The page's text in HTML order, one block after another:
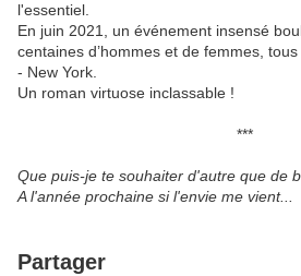
l'essentiel.
En juin 2021, un événement insensé
centaines d’hommes et de femmes,
- New York.
Un roman virtuose inclassable !
***
Que puis-je te souhaiter d'autre que de
A l'année prochaine si l'envie me vient...
Partager